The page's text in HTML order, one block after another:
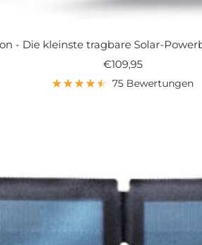
- Die kleinste tragbare Solar-
Angebotspreis
€109,95
75 Bewertungen